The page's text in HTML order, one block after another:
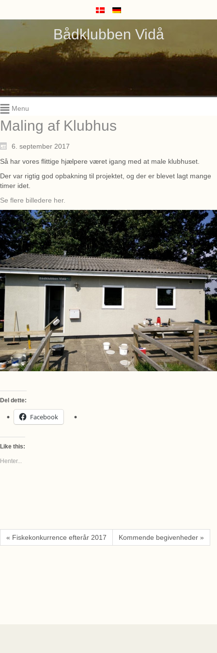
Bådklubben Vidå
Menu
Maling af Klubhus
6. september 2017
Så har vores flittige hjælpere været igang med at male klubhuset.
Der var rigtig god opbakning til projektet, og der er blevet lagt mange
timer idet.
Se flere billedere her.
Del dette:
Facebook
Like this:
Henter...
« Fiskekonkurrence efterår 2017 Kommende begivenheder »